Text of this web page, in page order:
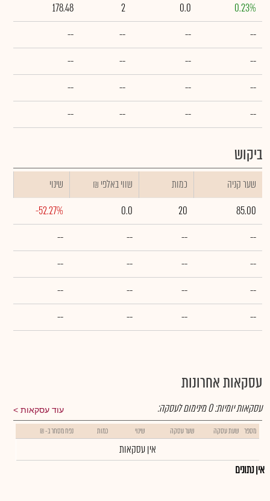
0.23%
0.0
2
178.48
--
--
--
--
--
--
--
--
--
--
--
--
--
--
--
--
ביקוש
שער קניה כמות ₪ שווי באלפי
שינוי
85.00
20
0.0
-52.27%
--
--
--
--
--
--
--
--
--
--
--
--
--
--
--
--
עסקאות אחרונות
עוד עסקאות עסקאות יומיות:0מינימום לעסקה:
מספר שעת עסקה שער עסקה שינוי כמות נפח מסחר ב- ₪
אין עסקאות
אין נתונים